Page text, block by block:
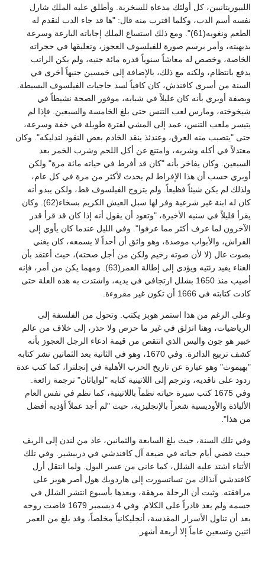
اللبيوريتانيين، كل أولئك مدعاة للسخرية. وأطلق عليه الملك شارل
نفسه أسم الدب، وكلما اقترب منه قال: "ها قد جاء الدب لنقدم له
الطعم ونغويه(61)". ومع ذلك استساغ الملك إجاباته البارعة وسرعة
بديهيته، وأمر برسم صورة للفيلسوف العجوز، وتعليقها في حجراته
الخاصة، وخصص له معاشاً سنوياً قدره مائة جنيه، ولم يكن الراتب
يدفع بانتظام، ولكنه مع ذلك، بالإضافة إلى خمسين جنيهاً أخرى في
السنة من أسرى كافندش، كان كافياً لسد حاجيات الفيلسوف البسيطة.
وبصفة أوبري بأنه كان عليلاً في شبابه، موفور الصحة نشيطاً في
شيخوخته، ومارس لعب التنس حتى بلغ الخامسة والسبعين. فإذا لم
يتيسر ملعب التنس، عمد إلى المشي لفترة طويلة في خفة وسرعة،
حتى "يتصبب منه العرق، وعندئذ ينقد الخادم بعض النقود لتدليكه". وكان
معتدلاً في أكله وشربه، وامتنع عن أكل اللحم وشرب الخمر بعد
السبعين. وكان يفاخر بأنه "كان قد أفرط في حياته مائة مرة" ولكن
أوبري حسب أن هذا الإفراط لم يحدث لأكثر من مرة في كل عام،
ولذلك لم يكن شيئاً فظيعاً. ولم يتزوج الفيلسوف قط، ولكن يبدو أنه
كان له ابنة غير شرعية وفر لها سبل العيش الكريم بسخاء(62). وكان
يقرأ قليلاً في سنيه الأخيرة، "وتعود أن يقول أنه إذا كان قد قرأ قدر
الآخرون لما عرف أكثر مما عرفوا". وفي الليل عندما كان يأوي إلى
الفراش، والأبواب موصدة، وهو واثق أن أحداً لا يسمعه، كان يغني
بصوت عال (لا لأن صوته رخيم ولكن من أجل صحته)، حيث أعتقد بأن
الغناء يفيد رئتيه ويؤدي إلى إطالة العمر(63). ومهما يكن من أمر، فإنه
أصيب منذ 1650 بشلل ارتجافي في يديه، واشتدت به هذه العلة حتى
كادت كتابته في 1666 أن تكون غير مقروءة.
وعلى الرغم من هذا استمر هوبز يكتب. وتحول من الفلسفة إلى
الرياضيات، وهنا انزلق في غير ما حرص ولا حذر، إلى خلاف من عالم
خبير هو جون واليس الذي انتقص من قيمة ادعاء الرجل العجوز بأنه
كشف تربيع الدائرة. وفي 1670، وهو في الثانية بعد الثمانين نشر كتابه
"بهيموث" وهو عبارة عن تاريخ الحرب الأهلية في إنجلترا، كما كتب عدة
ردود على ناقديه، وترجم إلى اللاتينية كتابه "لواياثان" ترجمة رائعة.
وفي 1675 كتب سيرة حياته نظماً باللاتينية، كما نظم في نفس العام
الألياذة والأوديسية شعراً بالإنجليزية، حيث "لم أجد عملاً أؤديه أفضل
من هذا".
وفي تلك السنة، حيث بلغ السابعة والثمانين، عاد من لندن إلى الريف
حيث قضي أيام حياته في ضيعة آل كافندشي في دربيشير. وفي تلك
الأثناء اشتد عليه الشلل، كما عانى من عسر البول. ولما انتقل أرل
كافندشي آنذاك من تساتسورت إلى هاردويك هول أصر هوبز على
مرافقته. وثبت أن الرحلة مرهقة، وبعدها بأسبوع انتشر الشلل في
جسمه ولم يعد قادراً على الكلام. وفي 4 ديسمبر 1679 فاضت روحه
بعد أن تناول الأسرار المقدسة، أنجليكانياً مخلصاً، وقد بلغ من العمر
اثنين وتسعين عاماً إلا أربعة أشهر.